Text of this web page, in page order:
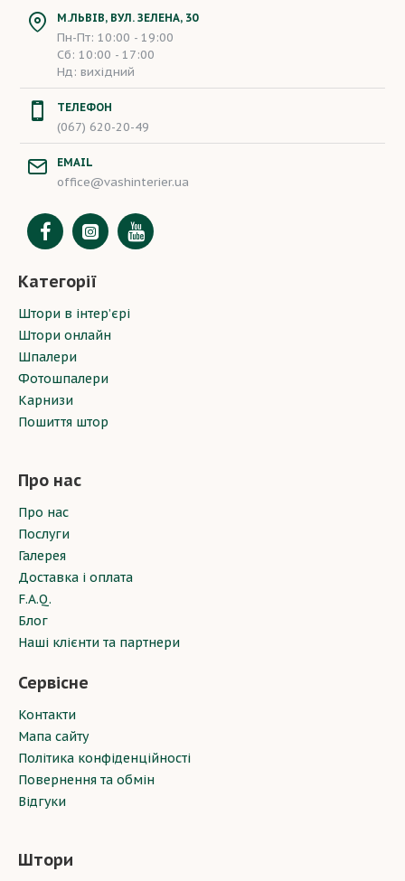
М.ЛЬВІВ, ВУЛ. ЗЕЛЕНА, 30
Пн-Пт: 10:00 - 19:00
Сб: 10:00 - 17:00
Нд: вихідний
ТЕЛЕФОН
(067) 620-20-49
EMAIL
office@vashinterier.ua
Категорії
Штори в інтер’єрі
Штори онлайн
Шпалери
Фотошпалери
Карнизи
Пошиття штор
Про нас
Про нас
Послуги
Галерея
Доставка і оплата
F.A.Q.
Блог
Наші клієнти та партнери
Сервісне
Контакти
Мапа сайту
Політика конфіденційності
Повернення та обмін
Відгуки
Штори